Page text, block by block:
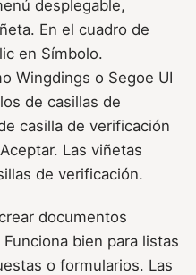
desplegable,
En el cuadro de
en Símbolo.
Wingdings o Segoe UI
de casillas de
casilla de verificación
Las viñetas
de verificación.
documentos
bien para listas
o formularios. Las